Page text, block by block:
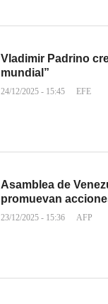
Vladimir Padrino
mundial”
24/12/2025 - 15:45 EFE
Asamblea de
promuevan
23/12/2025 - 15:36 AFP